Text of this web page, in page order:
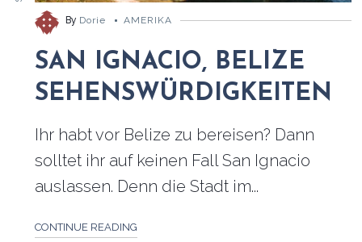
By Dorie AMERIKA
SAN IGNACIO, BELIZE
SEHENSWÜRDIGKEITEN
Ihr habt vor Belize zu bereisen? Dann
solltet ihr auf keinen Fall San Ignacio
auslassen. Denn die Stadt im...
CONTINUE READING